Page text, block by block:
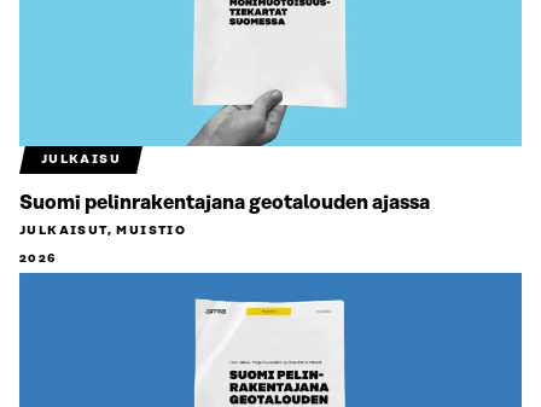
JULKAISU
Suomi pelinrakentajana geotalouden ajassa
JULKAISUT, MUISTIO
2026